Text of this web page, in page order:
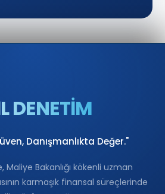
DENETİM
Danışmanlıkta Değer."
Bakanlığı kökenli uzman
karmaşık finansal süreçlerinde